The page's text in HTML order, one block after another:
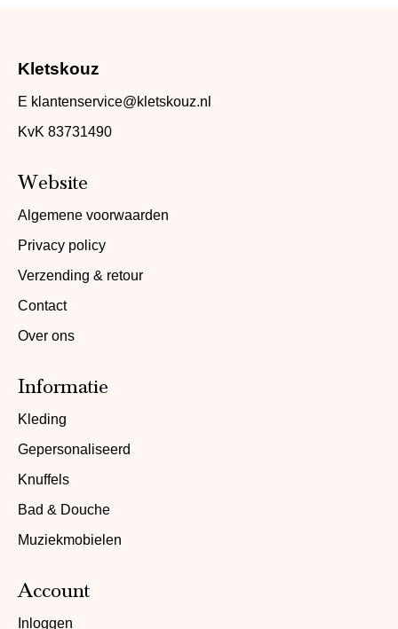
Kletskouz
E klantenservice@kletskouz.nl
KvK 83731490
Website
Algemene voorwaarden
Privacy policy
Verzending & retour
Contact
Over ons
Informatie
Kleding
Gepersonaliseerd
Knuffels
Bad & Douche
Muziekmobielen
Account
Inloggen